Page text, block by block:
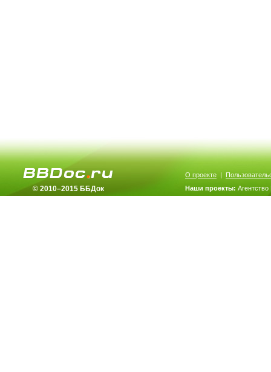
© 2010–2015 ББДок
О проекте |
Наши проекты: